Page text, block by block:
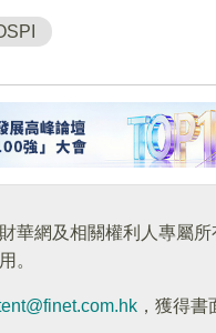
華網及相關權利人專屬
。
，獲得